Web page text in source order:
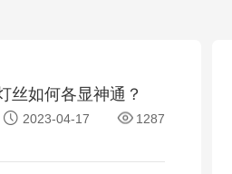
如何各显神通？
2023-04-17 1287